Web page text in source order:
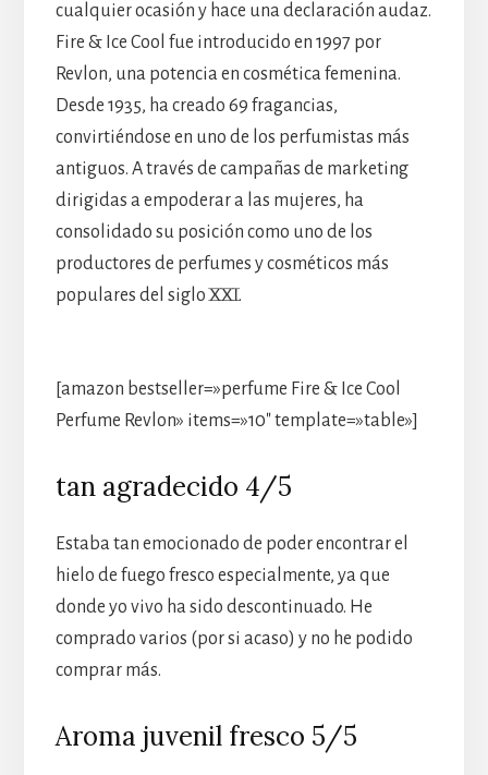
cualquier ocasión y hace una declaración audaz.
Fire & Ice Cool fue introducido en 1997 por
Revlon, una potencia en cosmética femenina.
Desde 1935, ha creado 69 fragancias,
convirtiéndose en uno de los perfumistas más
antiguos. A través de campañas de marketing
dirigidas a empoderar a las mujeres, ha
consolidado su posición como uno de los
productores de perfumes y cosméticos más
populares del siglo XXI.
[amazon bestseller=»perfume Fire & Ice Cool
Perfume Revlon» items=»10″ template=»table»]
tan agradecido 4/5
Estaba tan emocionado de poder encontrar el
hielo de fuego fresco especialmente, ya que
donde yo vivo ha sido descontinuado. He
comprado varios (por si acaso) y no he podido
comprar más.
Aroma juvenil fresco 5/5